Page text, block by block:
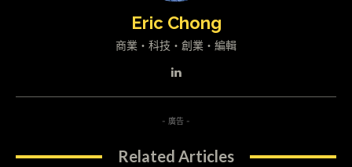
Eric Chong
商業・科技・創業・編輯
- 廣告 -
Related Articles